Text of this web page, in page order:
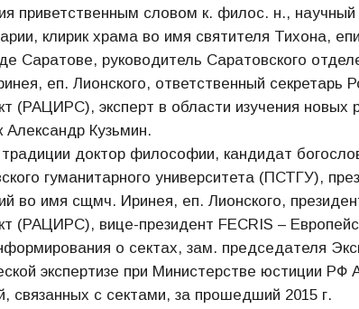
приветственным словом к. филос. н., научный
клирик храма во имя святителя Тихона,
Саратове, руководитель Саратовского
еп. Лионского, ответственный секретарь
(РАЦИРС), эксперт в области изучения новых
Александр Кузьмин.
доктор философии, кандидат
гуманитарного университета (ПСТГУ),
во имя сщмч. Иринея, еп. Лионского,
(РАЦИРС), вице-президент FECRIS –
о сектах, зам. председателя
экспертизе при Министерстве юстиции РФ
связанных с сектами, за прошедший 2015 г.